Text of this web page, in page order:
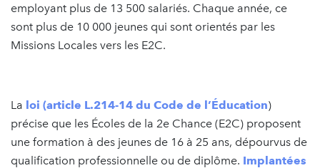
employant plus de 13 500 salariés. Chaque année, ce
sont plus de 10 000 jeunes qui sont orientés par les
Missions Locales vers les E2C.
La loi (article L.214-14 du Code de l’Éducation)
précise que les Écoles de la 2e Chance (E2C) proposent
une formation à des jeunes de 16 à 25 ans, dépourvus de
qualification professionnelle ou de diplôme. Implantées